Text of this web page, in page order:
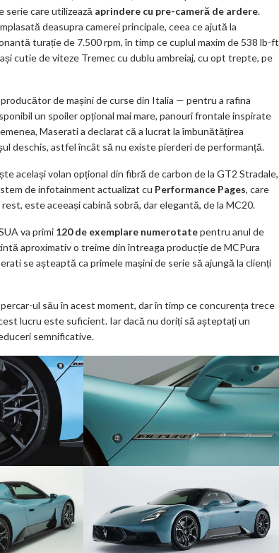
serie care utilizează aprindere cu pre-cameră de ardere.
deasupra camerei principale, ceea ce ajută la
turație de 7.500 rpm, în timp ce cuplul maxim de 538 lb-ft
cutie de viteze Tremec cu dublu ambreiaj, cu opt trepte, pe
de mașini de curse din Italia — pentru a rafina
un spoiler opțional mai mare, panouri frontale inspirate
Maserati a declarat că a lucrat la îmbunătățirea
deschis, astfel încât să nu existe pierderi de performanță.
același volan opțional din fibră de carbon de la GT2 Stradale,
de infotainment actualizat cu Performance Pages, care
este aceeași cabină sobră, dar elegantă, de la MC20.
va primi 120 de exemplare numerotatepentru anul de
aproximativ o treime din întreaga producție de MCPura
se așteaptă ca primele mașini de serie să ajungă la clienți
ul său în acest moment, dar în timp ce concurența trece
lucru este suficient. Iar dacă nu doriți să așteptați un
semnificative.